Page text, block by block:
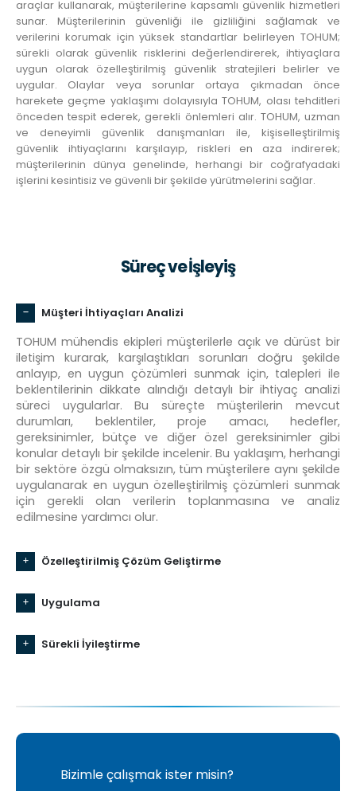
araçlar kullanarak, müşterilerine kapsamlı güvenlik hizmetleri
sunar. Müşterilerinin güvenliği ile gizliliğini sağlamak ve
verilerini korumak için yüksek standartlar belirleyen TOHUM;
sürekli olarak güvenlik risklerini değerlendirerek, ihtiyaçlara
uygun olarak özelleştirilmiş güvenlik stratejileri belirler ve
uygular. Olaylar veya sorunlar ortaya çıkmadan önce
harekete geçme yaklaşımı dolayısıyla TOHUM, olası tehditleri
önceden tespit ederek, gerekli önlemleri alır. TOHUM, uzman
ve deneyimli güvenlik danışmanları ile, kişiselleştirilmiş
güvenlik ihtiyaçlarını karşılayıp, riskleri en aza indirerek;
müşterilerinin dünya genelinde, herhangi bir coğrafyadaki
işlerini kesintisiz ve güvenli bir şekilde yürütmelerini sağlar.
Süreç ve İşleyiş
Müşteri İhtiyaçları Analizi
TOHUM mühendis ekipleri müşterilerle açık ve dürüst bir
iletişim kurarak, karşılaştıkları sorunları doğru şekilde
anlayıp, en uygun çözümleri sunmak için, talepleri ile
beklentilerinin dikkate alındığı detaylı bir ihtiyaç analizi
süreci uygularlar. Bu süreçte müşterilerin mevcut
durumları, beklentiler, proje amacı, hedefler,
gereksinimler, bütçe ve diğer özel gereksinimler gibi
konular detaylı bir şekilde incelenir. Bu yaklaşım, herhangi
bir sektöre özgü olmaksızın, tüm müşterilere aynı şekilde
uygulanarak en uygun özelleştirilmiş çözümleri sunmak
için gerekli olan verilerin toplanmasına ve analiz
edilmesine yardımcı olur.
Özelleştirilmiş Çözüm Geliştirme
Uygulama
Sürekli İyileştirme
Bizimle çalışmak ister misin?